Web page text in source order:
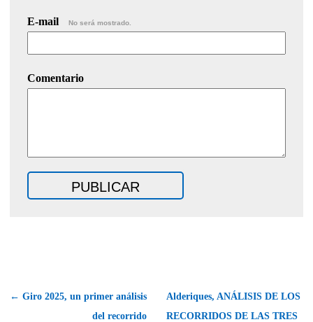
E-mail No será mostrado.
Comentario
← Giro 2025, un primer análisis
del recorrido
Alderiques, ANÁLISIS DE LOS
RECORRIDOS DE LAS TRES